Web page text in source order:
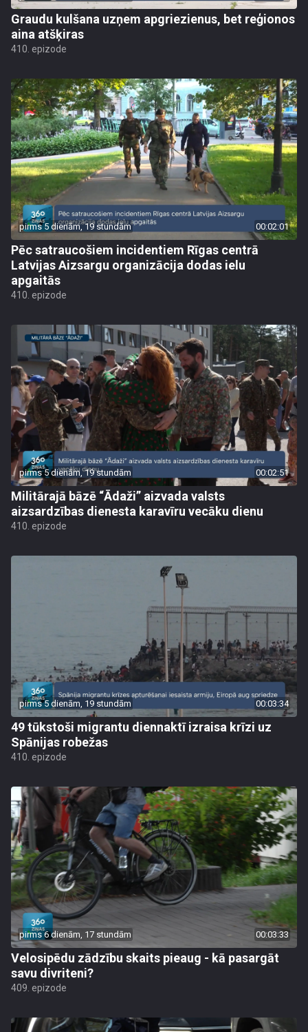
Graudu kulšana uzņem apgriezienus, bet reģionos
aina atšķiras
410. epizode
pirms 5 dienām, 19 stundām 00:02:01
Pēc satraucošiem incidentiem Rīgas centrā
Latvijas Aizsargu organizācija dodas ielu
apgaitās
410. epizode
pirms 5 dienām, 19 stundām 00:02:51
Militārajā bāzē “Ādaži” aizvada valsts
aizsardzības dienesta karavīru vecāku dienu
410. epizode
pirms 5 dienām, 19 stundām 00:03:34
49 tūkstoši migrantu diennaktī izraisa krīzi uz
Spānijas robežas
410. epizode
pirms 6 dienām, 17 stundām 00:03:33
Velosipēdu zādzību skaits pieaug - kā pasargāt
savu divriteni?
409. epizode